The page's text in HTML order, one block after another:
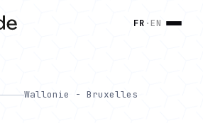
FR ·EN
Wallonie - Bruxelles